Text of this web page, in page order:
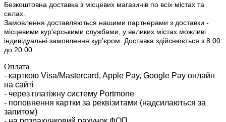
Безкоштовна доставка з місцевих магазинів по всіх містах та
селах.
Замовлення доставляються нашими партнерами з доставки -
місцевими кур'єрськими службами, у великих містах можливі
індивідуальні замовлення кур'єром. Доставка здійснюється з 8:00
до 20:00.
Оплата
- карткою Visa/Mastercard, Apple Pay, Google Pay онлайн
на сайті
- через платіжну систему Portmone
- поповнення картки за реквізитами (надсилаються за
запитом)